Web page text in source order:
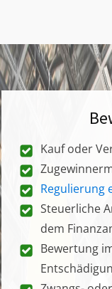
Kauf oder
Regulierung
Steuerliche
dem
Bewertung